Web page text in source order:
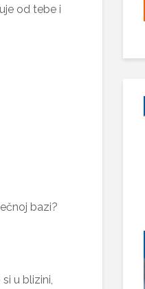
od tebe i
bazi?
u blizini,